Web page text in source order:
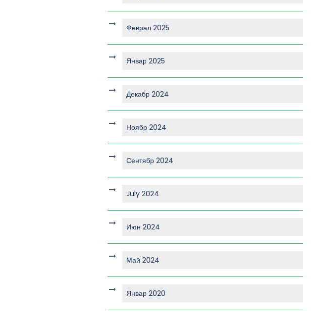
Феврал 2025
Январ 2025
Декабр 2024
Ноябр 2024
Сентябр 2024
July 2024
Июн 2024
Май 2024
Январ 2020